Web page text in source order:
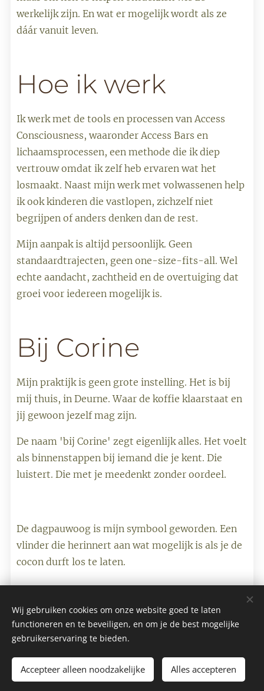
werkelijk zijn. En wat er mogelijk wordt als ze
dáár vanuit leven.
Hoe ik werk
Ik werk met de tools en processen van Access
Consciousness, waaronder Access Bars en
lichaamsprocessen, een methode die ik diep
vertrouw omdat ik zelf heb ervaren wat het
losmaakt. Naast mijn werk met volwassenen help
ik ook kinderen die vastlopen, zichzelf niet
begrijpen of anders denken dan de rest.
Mijn aanpak is altijd persoonlijk. Geen
standaardtrajecten, geen one-size-fits-all. Wel
echte aandacht, zachtheid en de overtuiging dat
groei voor iedereen mogelijk is.
Bij Corine
Mijn praktijk is geen grote instelling. Het is bij
mij thuis, in Deurne. Waar de koffie klaarstaat en
jij gewoon jezelf mag zijn.
De naam 'bij Corine' zegt eigenlijk alles. Het voelt
als binnenstappen bij iemand die je kent. Die
luistert. Die met je meedenkt zonder oordeel.
De dagpauwoog is mijn symbool geworden. Een
vlinder die herinnert aan wat mogelijk is als je de
cocon durft los te laten.
Bij Corine - Dopheide 25- 5754 EE Deurne -
Cookies
Wij gebruiken cookies om onze website goed te laten
functioneren en te beveiligen, en om je de best mogelijke
gebruikerservaring te bieden.
Accepteer alleen noodzakelijke Alles accepteren